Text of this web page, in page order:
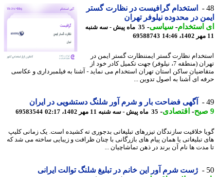
استخدام گرافیست در نظارت گستر
در محدوده نیلوفر تهران
استخدام- سیاسی-
35 ماه پیش - سه شنبه
69588743
نظارت گستر ایمننظارت گستر ایمن در
تهران (منطقه 7، نیلوفر) جهت تکمیل کادر خود از
ساکن استان تهران استخدام می نماید - آشنا به فیلمبرداری و عکاسی
ای آشنا به اصول تدوین ...
آگهی فضاحت بار و شرم آور شلنگ دستشویی در ایران
-اقتصادی-35 ماه پیش - سه شنبه 11 مهر 1402، 02:17 69583544
خلاقیت سازندگان تیزرهای تبلیغاتی بدجوری ته کشیده است. یک زمانی کلیپ
تبلیغاتی یا همان پیام های بازرگانی با چنان ظرافت و زیبایی ساخته می شد که
ها نام آن برند در ذهن تماشاچیان ...
ژست شرم آور این خانم در تبلیغ شلنگ توالت ایرانی